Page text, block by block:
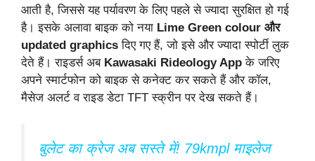
आती है, जिससे यह पर्यावरण के लिए पहले से ज्यादा सुरक्षित हो गई
है। इसके अलावा बाइक को नया Lime Green colour और
updated graphics दिए गए हैं, जो इसे और ज्यादा स्पोर्टी लुक
देते हैं। राइडर्स अब Kawasaki Rideology App के जरिए
अपने स्मार्टफोन को बाइक से कनेक्ट कर सकते हैं और कॉल,
मैसेज अलर्ट व राइड डेटा TFT स्क्रीन पर देख सकते हैं।
बुलेट का क्रेज अब सस्ते में! 79kmpl माइलेज